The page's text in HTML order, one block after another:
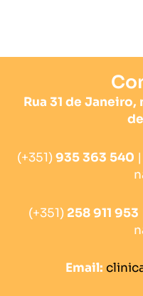
Rua 31 de Janeiro,
(+351)935 363 540
(+351) 258 911 953
Email: